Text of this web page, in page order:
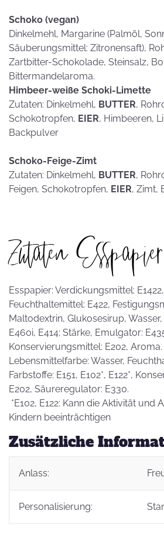
Schoko (vegan)
Dinkelmehl, Margarine (Palmöl,
Säuberungsmittel: Zitronensaft),
Zartbitter-Schokolade, Steinsalz,
Bittermandelaroma.
Himbeer-weiße Schoki-Limette
Zutaten: Dinkelmehl, BUTTER,
Schokotropfen, EIER, Himbeeren,
Backpulver
Schoko-Feige-Zimt
Zutaten: Dinkelmehl, BUTTER,
Feigen, Schokotropfen, EIER, Zimt,
Zutaten
Esspapier: Verdickungsmittel:
Feuchthaltemittel: E422,
Maltodextrin, Glukosesirup,
E460i, E414; Stärke, Emulgator:
Konservierungsmittel: E202, Aroma.
Lebensmittelfarbe: Wasser,
Farbstoffe: E151, E102*, E122*,
E202, Säureregulator: E330.
*E102, E122: Kann die Aktivität und
Kindern beeinträchtigen
Zusätzliche
Anlass:
Personalisierung: